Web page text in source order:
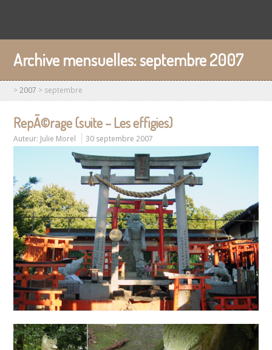
Archive mensuelles:septembre 2007
>2007 > septembre
RepÃ©rage (suite – Les effigies)
Auteur: Julie Morel 30 septembre 2007